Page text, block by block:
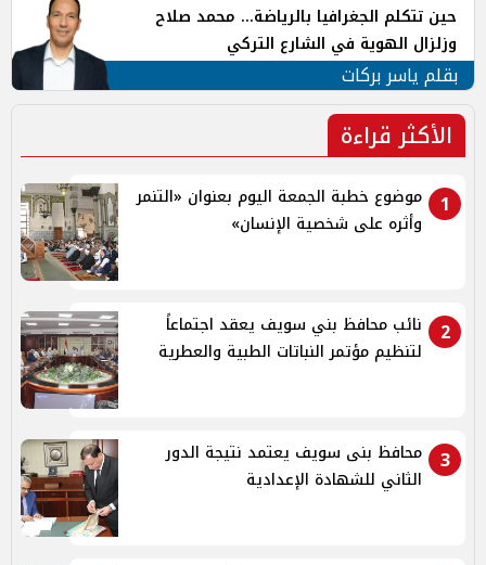
حين تتكلم الجغرافيا بالرياضة... محمد صلاح
وزلزال الهوية في الشارع التركي
بقلم ياسر بركات
الأكثر قراءة
1
موضوع خطبة الجمعة اليوم بعنوان «التنمر
وأثره على شخصية الإنسان»
2
نائب محافظ بني سويف يعقد اجتماعاً
لتنظيم مؤتمر النباتات الطبية والعطرية
3
محافظ بنى سويف يعتمد نتيجة الدور
الثاني للشهادة الإعدادية